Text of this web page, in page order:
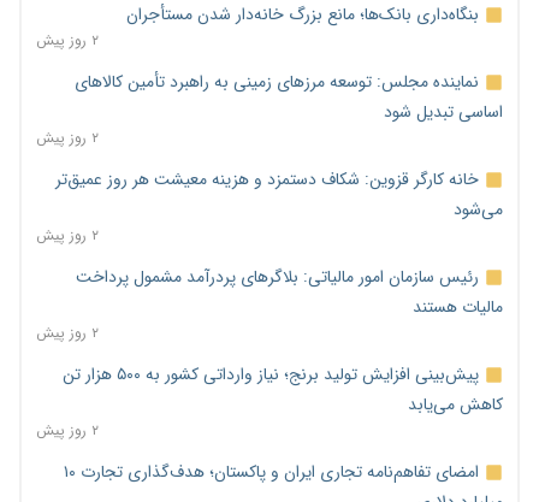
بنگاه‌داری بانک‌ها؛ مانع بزرگ خانه‌دار شدن مستأجران
۲ روز پیش
نماینده مجلس: توسعه مرزهای زمینی به راهبرد تأمین کالاهای
اساسی تبدیل شود
۲ روز پیش
خانه کارگر قزوین: شکاف دستمزد و هزینه معیشت هر روز عمیق‌تر
می‌شود
۲ روز پیش
رئیس سازمان امور مالیاتی: بلاگرهای پردرآمد مشمول پرداخت
مالیات هستند
۲ روز پیش
پیش‌بینی افزایش تولید برنج؛ نیاز وارداتی کشور به ۵۰۰ هزار تن
کاهش می‌یابد
۲ روز پیش
امضای تفاهم‌نامه تجاری ایران و پاکستان؛ هدف‌گذاری تجارت ۱۰